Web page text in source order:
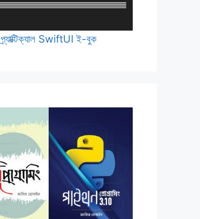
প্র্যাক্টিক্যাল SwiftUI ই-বুক